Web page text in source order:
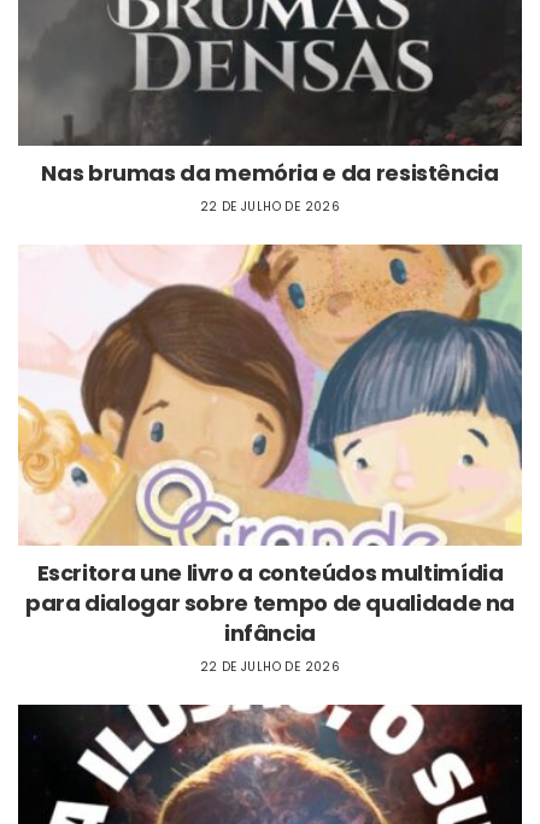
Nas brumas da memória e da resistência
22 DE JULHO DE 2026
Escritora une livro a conteúdos multimídia
para dialogar sobre tempo de qualidade na
infância
22 DE JULHO DE 2026